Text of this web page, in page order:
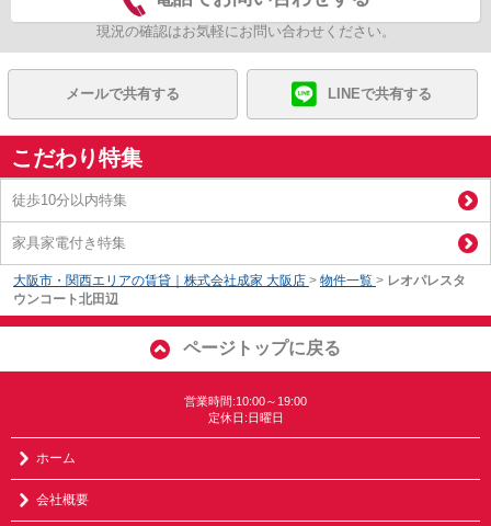
現況の確認はお気軽にお問い合わせください。
メールで共有する LINEで共有する
こだわり特集
徒歩10分以内特集
家具家電付き特集
大阪市・関西エリアの賃貸｜株式会社成家 大阪店 > 物件一覧 > レオパレスタ
ウンコート北田辺
ページトップに戻る
営業時間:10:00～19:00
定休日:日曜日
ホーム
会社概要